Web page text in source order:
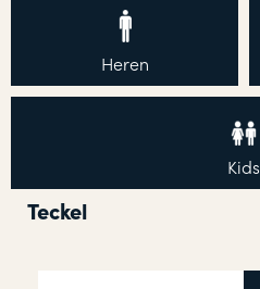
Heren
Kids
Teckel